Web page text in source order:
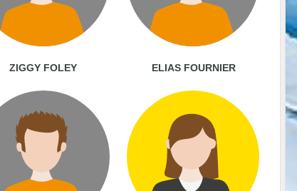
ZIGGY FOLEY ELIAS FOURNIER